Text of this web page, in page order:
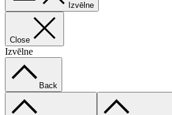
Izvēlne
Close
Izvēlne
Back